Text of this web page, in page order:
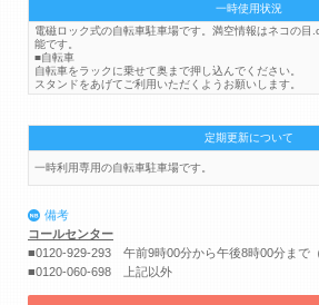
一時使用状況
電磁ロック式の自転車駐車場です。満空情報はネコの目
能です。
■自転車
自転車をラックに乗せて奥まで押し込んでください。
スタンドをあげてご利用いただくようお願いします。
定期更新について
一時利用専用の自転車駐車場です。
備考
コールセンター
■0120-929-293 午前9時00分から午後8時00分まで（
■0120-060-698 上記以外